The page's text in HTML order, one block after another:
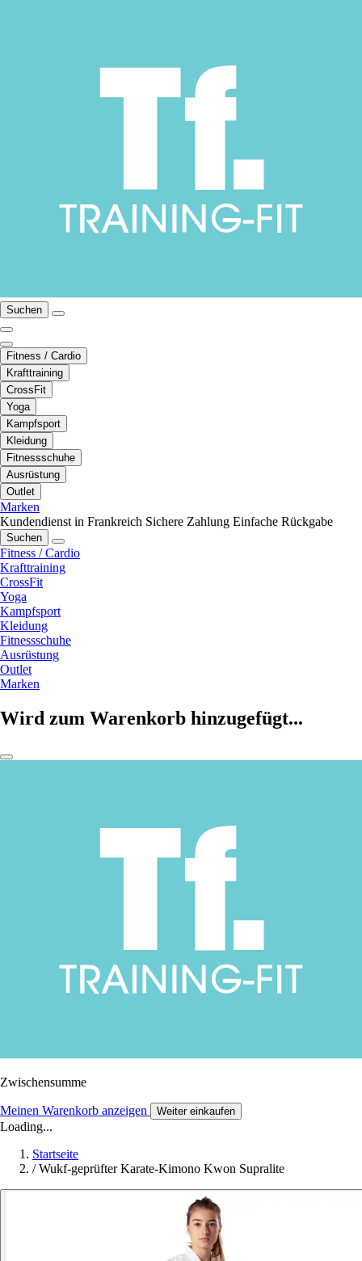
Suchen
Fitness / Cardio
Krafttraining
CrossFit
Yoga
Kampfsport
Kleidung
Fitnessschuhe
Ausrüstung
Outlet
Marken
Kundendienst in Frankreich Sichere Zahlung Einfache Rückgabe
Suchen
Fitness / Cardio
Krafttraining
CrossFit
Yoga
Kampfsport
Kleidung
Fitnessschuhe
Ausrüstung
Outlet
Marken
Wird zum Warenkorb hinzugefügt...
Zwischensumme
Meinen Warenkorb anzeigen Weiter einkaufen
Loading...
Startseite
/ Wukf-geprüfter Karate-Kimono Kwon Supralite